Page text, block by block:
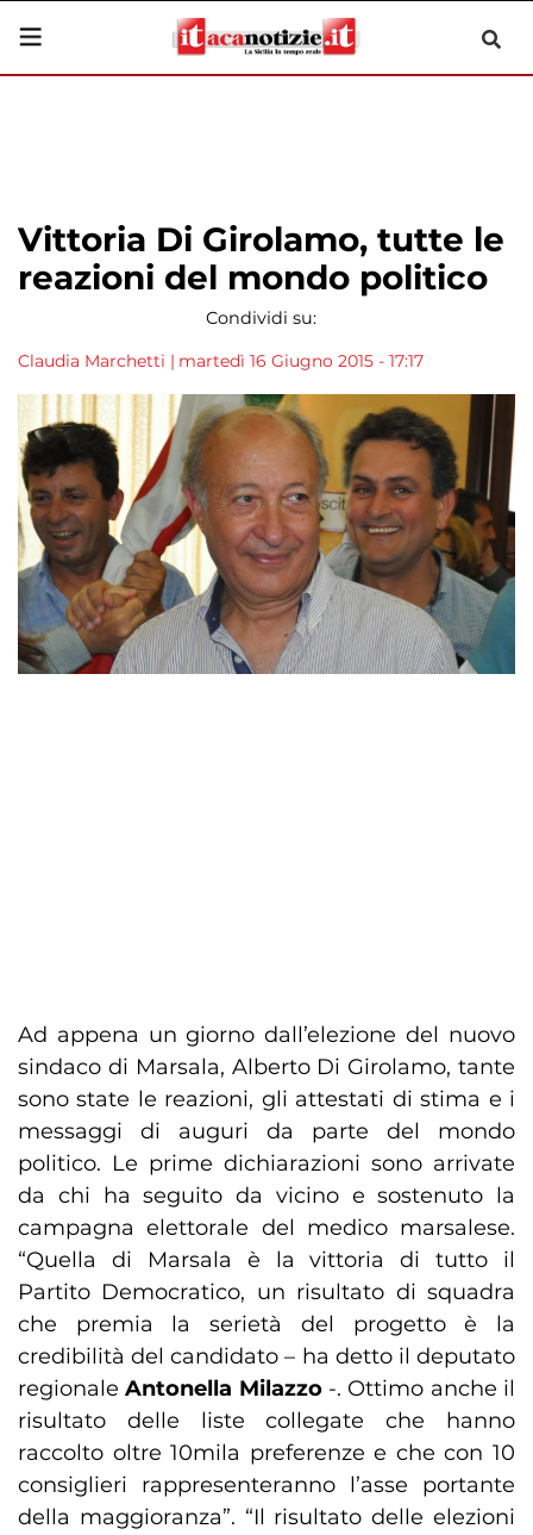
Vittoria Di Girolamo, tutte le
reazioni del mondo politico
Condividi su:
Claudia Marchetti | martedì 16 Giugno 2015 - 17:17
Ad appena un giorno dall’elezione del nuovo
sindaco di Marsala, Alberto Di Girolamo, tante
sono state le reazioni, gli attestati di stima e i
messaggi di auguri da parte del mondo
politico. Le prime dichiarazioni sono arrivate
da chi ha seguito da vicino e sostenuto la
campagna elettorale del medico marsalese.
“Quella di Marsala è la vittoria di tutto il
Partito Democratico, un risultato di squadra
che premia la serietà del progetto è la
credibilità del candidato – ha detto il deputato
regionaleAntonella Milazzo-. Ottimo anche il
risultato delle liste collegate che hanno
raccolto oltre 10mila preferenze e che con 10
consiglieri rappresenteranno l’asse portante
della maggioranza”. “Il risultato delle elezioni